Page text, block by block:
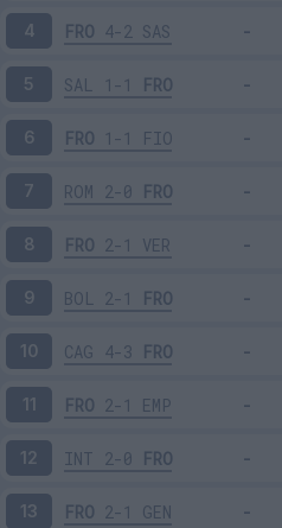
4 FRO 4-2 SAS
5 SAL 1-1 FRO
6 FRO 1-1 FIO
7 ROM 2-0 FRO
8 FRO 2-1 VER
9 BOL 2-1 FRO
10 CAG 4-3 FRO
11 FRO 2-1 EMP
12 INT 2-0 FRO
13 FRO 2-1 GEN